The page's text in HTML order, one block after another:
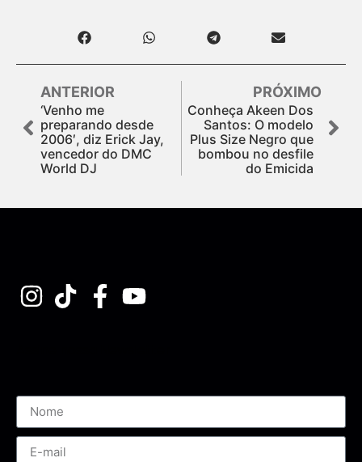
ANTERIOR
‘Venho me
preparando desde
2006′, diz Erick Jay,
vencedor do DMC
World DJ
PRÓXIMO
Conheça Akeen Dos
Santos: O modelo
Plus Size Negro que
bombou no desfile
do Emicida